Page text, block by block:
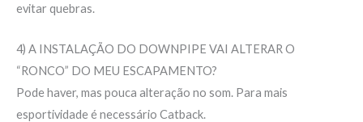
evitar quebras.
4) A INSTALAÇÃO DO DOWNPIPE VAI ALTERAR O
“RONCO” DO MEU ESCAPAMENTO?
Pode haver, mas pouca alteração no som. Para mais
esportividade é necessário Catback.